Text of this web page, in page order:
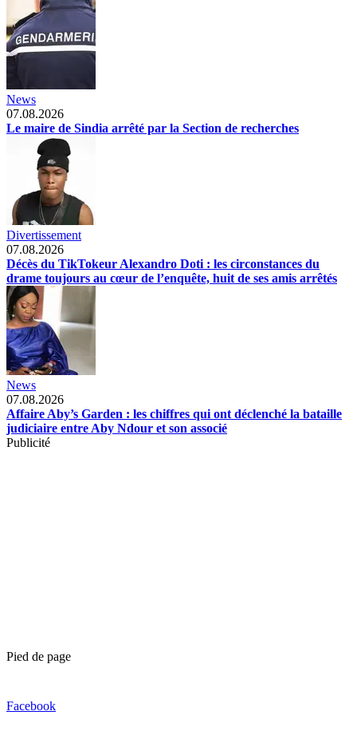
News
07.08.2026
Le maire de Sindia arrêté par la Section de recherches
Divertissement
07.08.2026
Décès du TikTokeur Alexandro Doti : les circonstances du
drame toujours au cœur de l’enquête, huit de ses amis arrêtés
News
07.08.2026
Affaire Aby’s Garden : les chiffres qui ont déclenché la bataille
judiciaire entre Aby Ndour et son associé
Publicité
Pied de page
Facebook